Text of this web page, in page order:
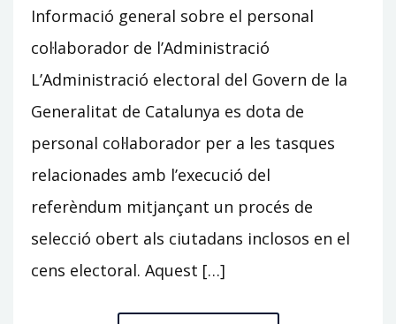
Informació general sobre el personal
col·laborador de l’Administració
L’Administració electoral del Govern de la
Generalitat de Catalunya es dota de
personal col·laborador per a les tasques
relacionades amb l’execució del
referèndum mitjançant un procés de
selecció obert als ciutadans inclosos en el
cens electoral. Aquest […]